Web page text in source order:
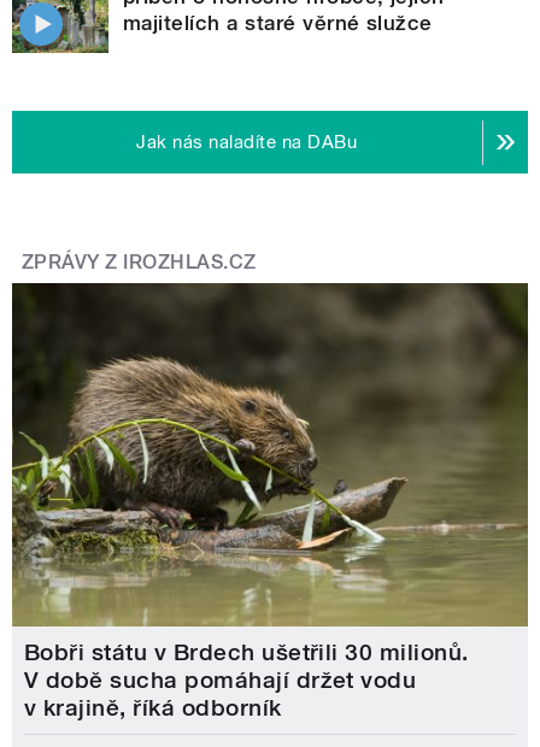
majitelích a staré věrné služce
Jak nás naladíte na DABu
ZPRÁVY Z IROZHLAS.CZ
Bobři státu v Brdech ušetřili 30 milionů.
V době sucha pomáhají držet vodu
v krajině, říká odborník